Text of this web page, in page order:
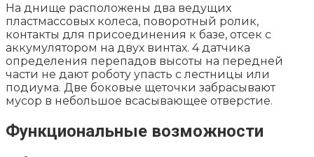
На днище расположены два ведущих
пластмассовых колеса, поворотный ролик,
контакты для присоединения к базе, отсек с
аккумулятором на двух винтах. 4 датчика
определения перепадов высоты на передней
части не дают роботу упасть с лестницы или
подиума. Две боковые щеточки забрасывают
мусор в небольшое всасывающее отверстие.
Функциональные возможности